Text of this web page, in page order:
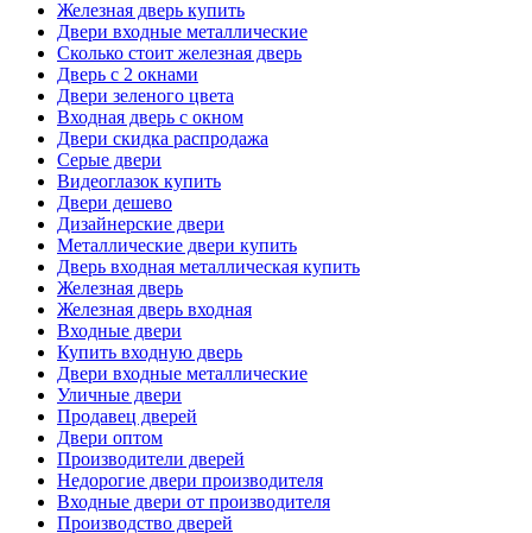
Железная дверь купить
Двери входные металлические
Сколько стоит железная дверь
Дверь с 2 окнами
Двери зеленого цвета
Входная дверь с окном
Двери скидка распродажа
Серые двери
Видеоглазок купить
Двери дешево
Дизайнерские двери
Металлические двери купить
Дверь входная металлическая купить
Железная дверь
Железная дверь входная
Входные двери
Купить входную дверь
Двери входные металлические
Уличные двери
Продавец дверей
Двери оптом
Производители дверей
Недорогие двери производителя
Входные двери от производителя
Производство дверей